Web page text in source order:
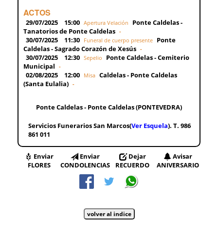
ACTOS
29/07/2025 15:00 Apertura Velación
Ponte Caldelas -
Tanatorios de Ponte Caldelas -
30/07/2025 11:30 Funeral de cuerpo presente Ponte
Caldelas - Sagrado Corazón de Xesús -
30/07/2025 12:30 Sepelio
Ponte Caldelas - Cemiterio
Municipal -
02/08/2025 12:00 Misa Caldelas - Ponte Caldelas
(Santa Eulalia) -
Ponte Caldelas - Ponte Caldelas (PONTEVEDRA)
Servicios Funerarios San Marcos(Ver Esquela). T. 986
861 011
Enviar
FLORES
Enviar
CONDOLENCIAS
Dejar
RECUERDO
Avisar
ANIVERSARIO